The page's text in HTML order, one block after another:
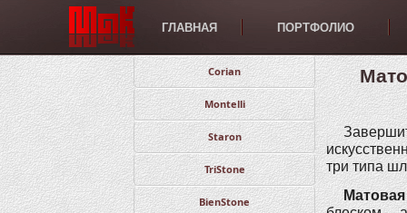
ГЛАВНАЯ ПОРТФОЛИО
Corian
Montelli
Staron
TriStone
BienStone
три типа